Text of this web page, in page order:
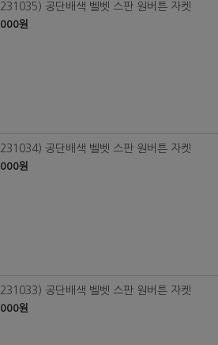
공단배색 벨벳 스판 원버튼 자켓
원
공단배색 벨벳 스판 원버튼 자켓
원
공단배색 벨벳 스판 원버튼 자켓
원